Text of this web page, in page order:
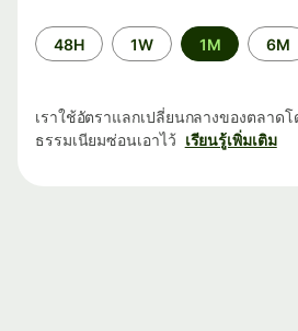
ระยะ
เวลา
48H 1W 1M 6M
เราใช้อัตราแลกเปลี่ยนกลางของตลาดโ
ธรรมเนียมซ่อนเอาไว้ เรียนรู้เพิ่มเติม